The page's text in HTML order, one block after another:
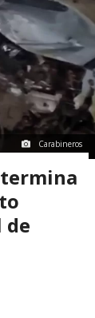
Carabineros
de